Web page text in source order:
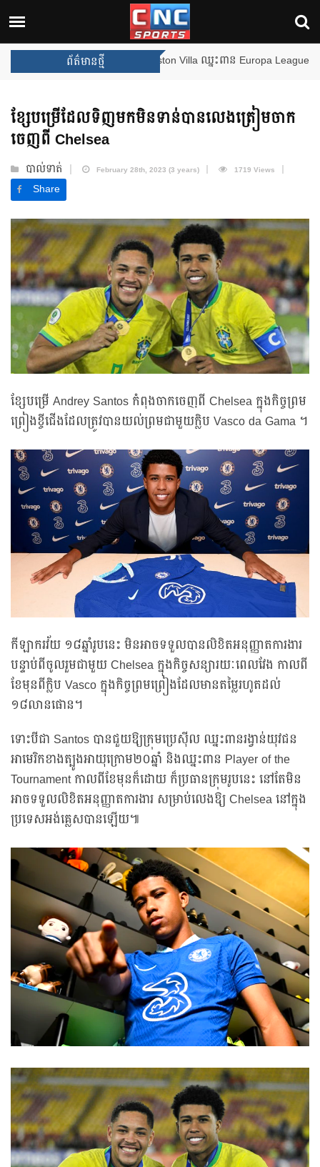
ព័ត៌មានថ្មី
ឈ្នះពានរង្វាន់បន្ថែមទៀត បន្ទាប់ពី Aston Villa ឈ្នះពាន Europa League
ខ្សែបម្រើដែលទិញមកមិនទាន់បានលេងត្រៀមចាក
ចេញពី Chelsea
បាល់ទាត់ February 28th, 2023 (3 years) 1719 Views
Share
ខ្សែបម្រើ Andrey Santos កំពុងចាកចេញពី Chelsea ក្នុងកិច្ចព្រម
ព្រៀងខ្ចីជើងដែលត្រូវបានយល់ព្រមជាមួយក្លិប Vasco da Gama ។
កីឡាករវ័យ ១៨ឆ្នាំរូបនេះ មិនអាចទទួលបានលិខិតអនុញ្ញាតការងារ
បន្ទាប់ពីចូលរួមជាមួយ Chelsea ក្នុងកិច្ចសន្យារយៈពេលវែង កាលពី
ខែមុនពីក្លិប Vasco ក្នុងកិច្ចព្រមព្រៀងដែលមានតម្លៃរហូតដល់
១៨លានផោន។
ទោះបីជា Santos បានជួយឱ្យក្រុមប្រេស៊ីល ឈ្នះពានរង្វាន់យុវជន
អាមេរិកខាងត្បូងអាយុក្រោម២០ឆ្នាំ និងឈ្នះពាន Player of the
Tournament កាលពីខែមុនក៏ដោយ ក៏ប្រធានក្រុមរូបនេះ នៅតែមិន
អាចទទួលលិខិតអនុញ្ញាតការងារ សម្រាប់លេងឱ្យ Chelsea នៅក្នុង
ប្រទេសអង់គ្លេសបានឡើយ៕